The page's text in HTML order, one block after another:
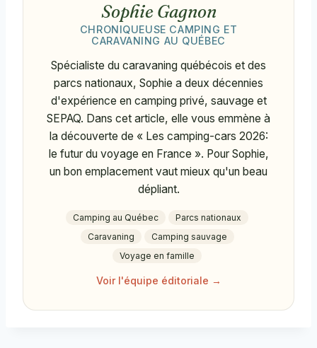
Sophie Gagnon
CHRONIQUEUSE CAMPING ET
CARAVANING AU QUÉBEC
Spécialiste du caravaning québécois et des
parcs nationaux, Sophie a deux décennies
d'expérience en camping privé, sauvage et
SEPAQ. Dans cet article, elle vous emmène à
la découverte de « Les camping-cars 2026:
le futur du voyage en France ». Pour Sophie,
un bon emplacement vaut mieux qu'un beau
dépliant.
Camping au Québec
Parcs nationaux
Caravaning
Camping sauvage
Voyage en famille
Voir l'équipe éditoriale →